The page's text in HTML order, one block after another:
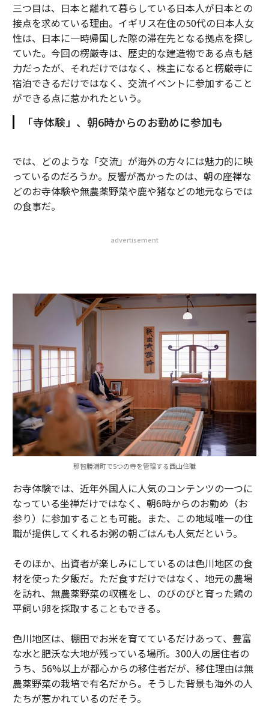
三つ目は、日本と離れて暮らしている日本人が日本との
接点を求めている理由。イギリス在住の50代の日本人女
性は、日本に一時帰国した際の滞在先となる拠点を探し
ていた。今回の楞厳寺は、歴史的な建造物である点も魅
力だったが、それだけではなく、株主になると楞厳寺に
宿泊できるだけではなく、交流イベントに参加すること
ができる点に惹かれたという。
「寺体験」、朝6時からのお勤めに参加も
では、どのような「交流」が海外の方々には魅力的に映
っているのだろうか。反響が高かったのは、朝の座禅な
どのお寺体験や無農薬野菜や鹿や猪などの地元ならでは
の食事だ。
advertisement
那智勝浦町で5つの寺を管理する西山住職
お寺体験では、近年外国人に人気のコンテンツの一つに
なっている坐禅だけではなく、朝6時からのお勤め（お
参り）に参加することも可能。また、この地域唯一の住
職が提供してくれるお粥の朝ごはんも人気だという。
そのほか、出資者が楽しみにしているのは色川地区の食
材を使った夕飯だ。ただ食すだけではなく、地元の農場
を訪れ、無農薬野菜の収穫をし、のびのびと育った鶏の
平飼い卵を採取することもできる。
色川地区は、棚田でお米を育てているだけあって、豊富
な水と肥沃な大地が残っている場所。300人の居住者の
うち、56%以上が都心からの移住者だが、移住理由は無
農薬野菜の栽培で有名だから。そうした背景も海外の人
たちが惹かれているのだそう。